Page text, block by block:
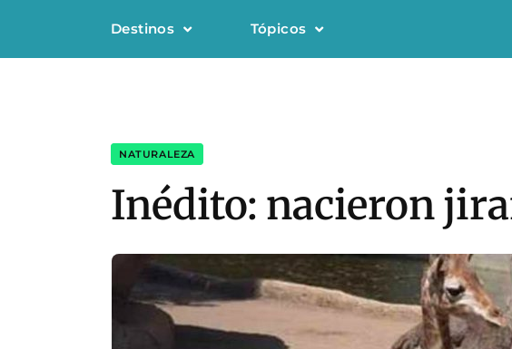
Destinos Tópicos
NATURALEZA
Inédito: nacieron